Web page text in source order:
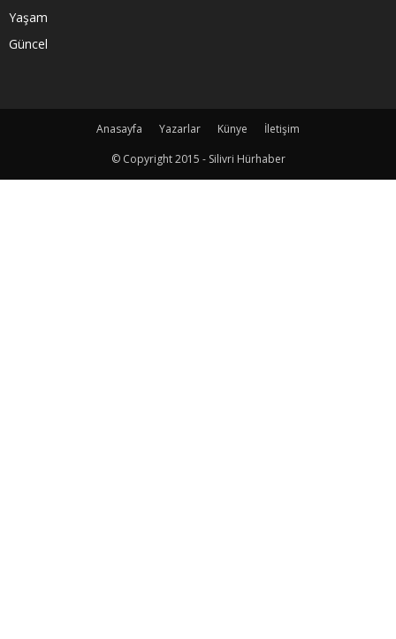
Yaşam
Güncel
Anasayfa Yazarlar Künye
İletişim
© Copyright 2015 - Silivri Hürhaber